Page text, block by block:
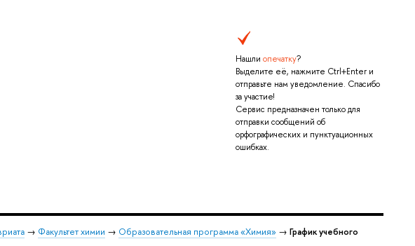
Нашли опечатку?
Выделите её, нажмите Ctrl+Enter и
отправьте нам уведомление. Спасибо
за участие!
Сервис предназначен только для
отправки сообщений об
орфографических и пунктуационных
ошибках.
→ Факультет химии → Образовательная программа «Химия» → График учебного